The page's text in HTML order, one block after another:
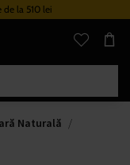
de la 510 lei
Naturală